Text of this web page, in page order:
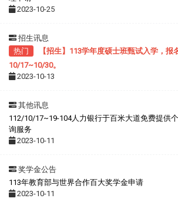
2023-10-25
招生讯息
热门
【招生】113学年度硕士班甄试入学，报
10/17~10/30。
2023-10-13
其他讯息
112/10/17~19-104人力银行于百米大道免费提供
询服务
2023-10-11
奖学金公告
113年教育部与世界合作百大奖学金申请
2023-10-11